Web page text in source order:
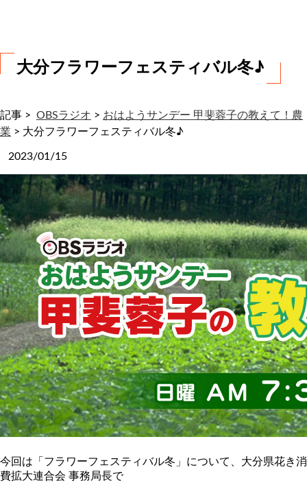
大分フラワーフェスティバル冬♪
記事 > OBSラジオ > おはようサンデー 甲斐蓉子の教えて！農
業 > 大分フラワーフェスティバル冬♪
2023/01/15
今回は「フラワーフェスティバル冬」について、大分県花き消
費拡大連合会 事務局長で